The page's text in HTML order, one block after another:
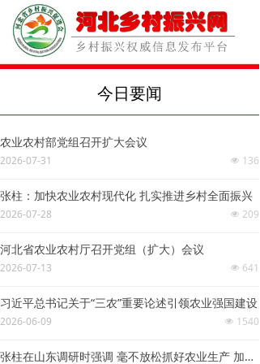
今日要闻
农业农村部党组召开扩大会议
넶 136
2026-07-31
张柱：加快农业农村现代化 扎实推进乡村全面振兴
넶 209
2026-07-28
河北省农业农村厅召开党组（扩大）会议
넶 641
2026-07-13
习近平总书记关于“三农”重要论述引领农业强国建设
넶 1540
2026-06-09
张柱在山东调研时强调 毫不放松抓好农业生产 加快推进高水平农业科技自立自强